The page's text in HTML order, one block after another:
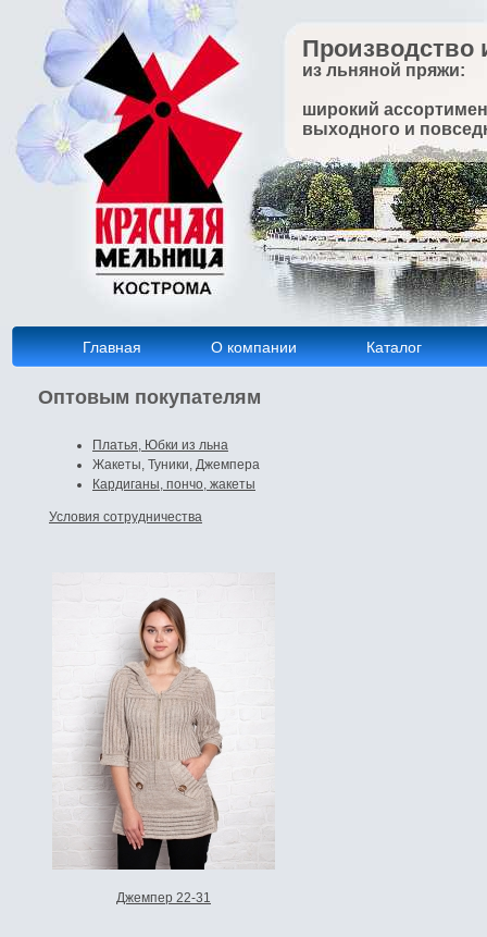
Производство
из льняной пряжи:
широкий
выходного и
Главная О компании Каталог
Оптовым покупателям
Платья, Юбки из льна
Жакеты, Туники, Джемпера
Кардиганы, пончо, жакеты
Условия сотрудничества
Джемпер 22-31